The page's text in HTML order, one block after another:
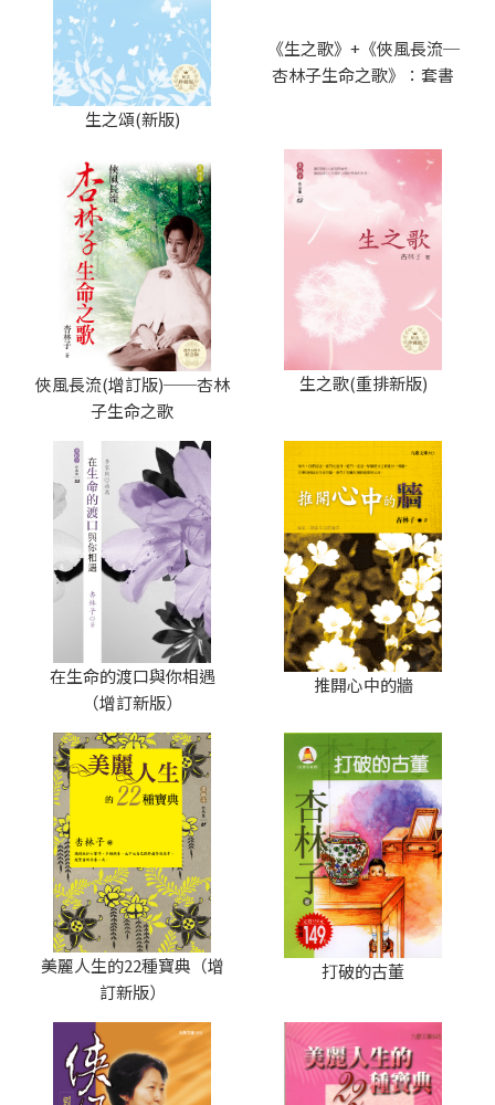
生之頌(新版)
《生之歌》+《俠風長流─
杏林子生命之歌》：套書
俠風長流(增訂版)──杏林
子生命之歌
生之歌(重排新版)
在生命的渡口與你相遇
（增訂新版）
推開心中的牆
美麗人生的22種寶典（增
訂新版）
打破的古董